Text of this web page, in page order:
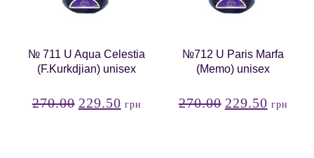
№ 711 U Aqua Celestia
(F.Kurkdjian) unisex
270.00 229.50 грн
№712 U Paris Marfa
(Memo) unisex
270.00 229.50 грн